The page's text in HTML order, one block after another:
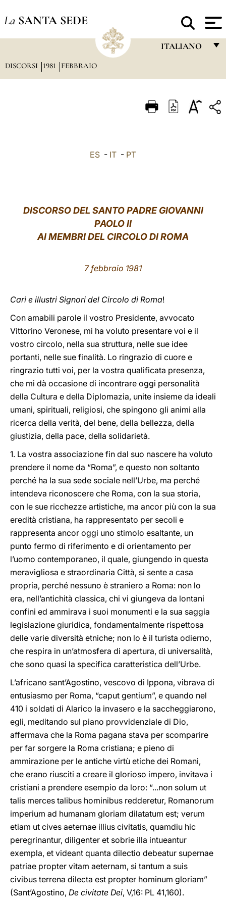
La SANTA SEDE
ITALIANO
ITALIANO
LATINE
DISCORSI 1981 FEBBRAIO
ES - IT - PT
DISCORSO DEL SANTO PADRE GIOVANNI
PAOLO II
AI MEMBRI DEL CIRCOLO DI ROMA
7 febbraio 1981
Cari e illustri Signori del Circolo di Roma!
Con amabili parole il vostro Presidente, avvocato
Vittorino Veronese, mi ha voluto presentare voi e il
vostro circolo, nella sua struttura, nelle sue idee
portanti, nelle sue finalità. Lo ringrazio di cuore e
ringrazio tutti voi, per la vostra qualificata presenza,
che mi dà occasione di incontrare oggi personalità
della Cultura e della Diplomazia, unite insieme da ideali
umani, spirituali, religiosi, che spingono gli animi alla
ricerca della verità, del bene, della bellezza, della
giustizia, della pace, della solidarietà.
1. La vostra associazione fin dal suo nascere ha voluto
prendere il nome da “Roma”, e questo non soltanto
perché ha la sua sede sociale nell’Urbe, ma perché
intendeva riconoscere che Roma, con la sua storia,
con le sue ricchezze artistiche, ma ancor più con la sua
eredità cristiana, ha rappresentato per secoli e
rappresenta ancor oggi uno stimolo esaltante, un
punto fermo di riferimento e di orientamento per
l’uomo contemporaneo, il quale, giungendo in questa
meravigliosa e straordinaria Città, si sente a casa
propria, perché nessuno è straniero a Roma: non lo
era, nell’antichità classica, chi vi giungeva da lontani
confini ed ammirava i suoi monumenti e la sua saggia
legislazione giuridica, fondamentalmente rispettosa
delle varie diversità etniche; non lo è il turista odierno,
che respira in un’atmosfera di apertura, di universalità,
che sono quasi la specifica caratteristica dell’Urbe.
L’africano sant’Agostino, vescovo di Ippona, vibrava di
entusiasmo per Roma, “caput gentium”, e quando nel
410 i soldati di Alarico la invasero e la saccheggiarono,
egli, meditando sul piano provvidenziale di Dio,
affermava che la Roma pagana stava per scomparire
per far sorgere la Roma cristiana; e pieno di
ammirazione per le antiche virtù etiche dei Romani,
che erano riusciti a creare il glorioso impero, invitava i
cristiani a prendere esempio da loro: “...non solum ut
talis merces talibus hominibus redderetur, Romanorum
imperium ad humanam gloriam dilatatum est; verum
etiam ut cives aeternae illius civitatis, quamdiu hic
peregrinantur, diligenter et sobrie illa intueantur
exempla, et videant quanta dilectio debeatur supernae
patriae propter vitam aeternam, si tantum a suis
civibus terrena dilecta est propter hominum gloriam”
(Sant’Agostino, De civitate Dei, V,16: PL 41,160).